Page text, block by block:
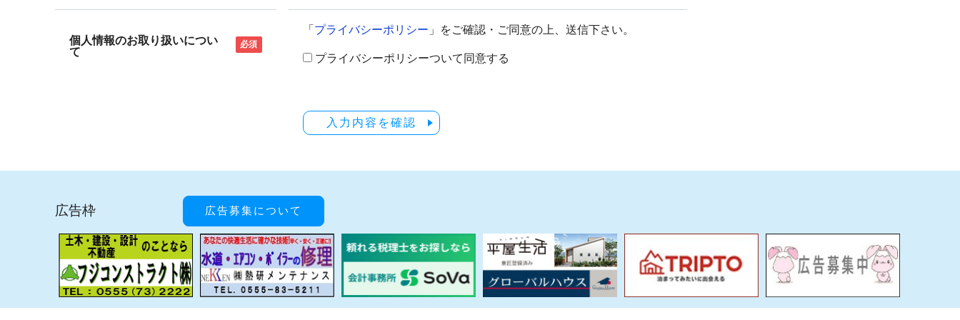
個人情報のお取り扱いについ
て
必須
「 プライバシーポリシー 」をご確認・ご同意の上、送信下さい。
プライバシーポリシーついて同意する
入力内容を確認
広告枠 広告募集について